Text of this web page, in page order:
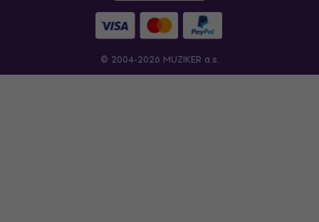
© 2004-2026 MUZIKER a.s.